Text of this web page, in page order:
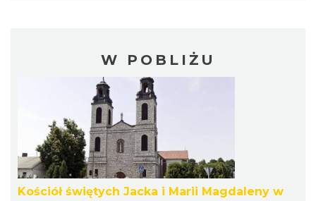
W POBLIŻU
Kościół świętych Jacka i Marii Magdaleny w